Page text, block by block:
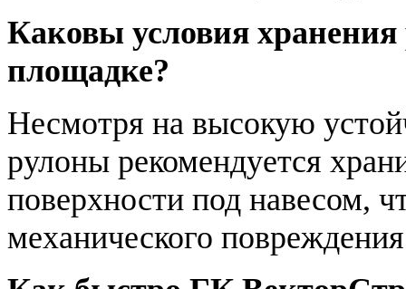
Каковы условия хранения
площадке?
Несмотря на высокую
рулоны рекомендуется
поверхности под навесом,
механического